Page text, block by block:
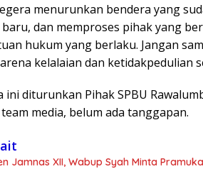
menurunkan bendera yang
dan memproses pihak yang
hukum yang berlaku. Jangan
kelalaian dan ketidakpedulian
ini diturunkan Pihak SPBU
media, belum ada tanggapan.
Jamnas XII, Wabup Syah Minta